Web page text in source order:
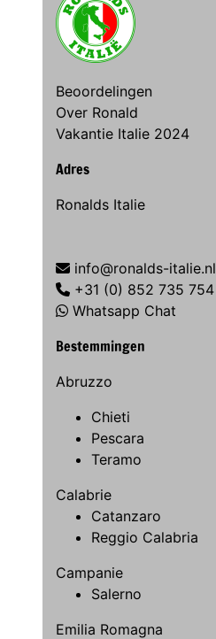
Beoordelingen
Over Ronald
Vakantie Italie 2024
Adres
Ronalds Italie
info@ronalds-italie.nl
+31 (0) 852 735 754
Whatsapp Chat
Bestemmingen
Abruzzo
Chieti
Pescara
Teramo
Calabrie
Catanzaro
Reggio Calabria
Campanie
Salerno
Emilia Romagna